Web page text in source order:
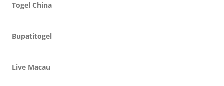
Togel China
Bupatitogel
Live Macau